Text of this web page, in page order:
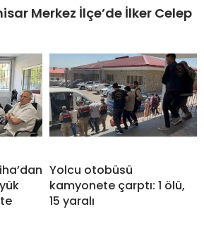
Merkez İlçe’de İlker Celep
Yolcu otobüsü
kamyonete çarptı: 1 ölü,
15 yaralı